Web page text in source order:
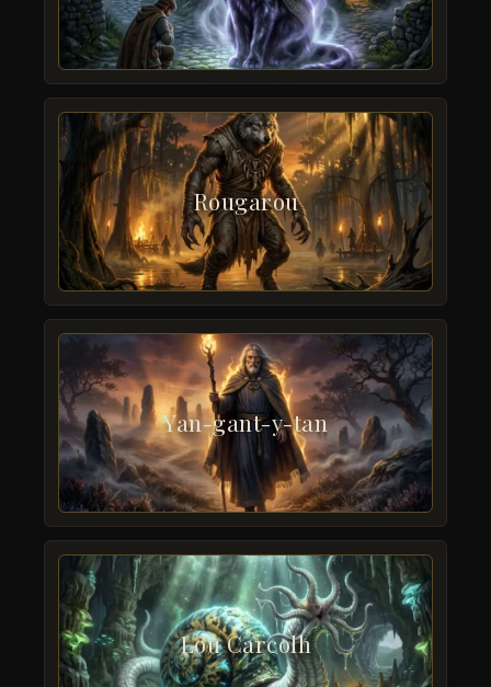
Rougarou
Yan-gant-y-tan
Lou Carcolh